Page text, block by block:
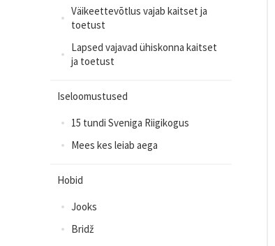
Väikeettevõtlus vajab kaitset ja
toetust
Lapsed vajavad ühiskonna kaitset
ja toetust
Iseloomustused
15 tundi Sveniga Riigikogus
Mees kes leiab aega
Hobid
Jooks
Bridž